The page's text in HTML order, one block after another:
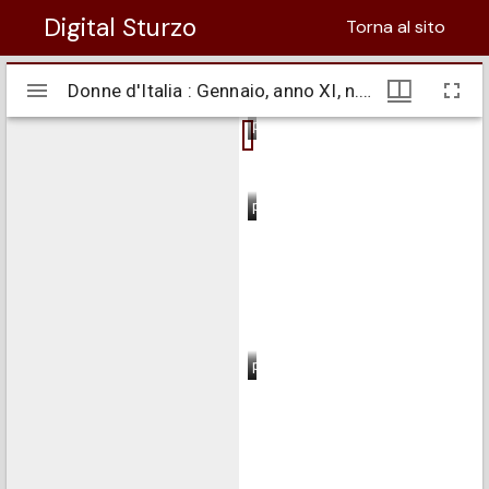
Digital Sturzo Torna al sito
Visualizzatore
Mirador
Donne d'Italia : Gennaio, anno XI, n. 01
pagina 1
pagina 2
pagina 3
pagina 4
pagina 5
Donne d'Italia : Gennaio, anno XI, n. 01